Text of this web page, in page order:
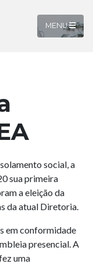
MENU
social, a
sua primeira
a eleição da
da atual Diretoria.
em conformidade
presencial. A
uma